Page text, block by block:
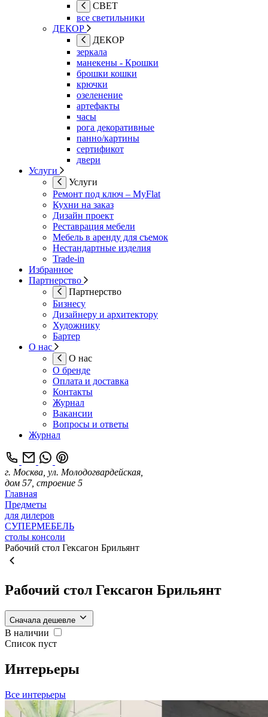
СВЕТ
все светильники
ДЕКОР
ДЕКОР
зеркала
манекены - Крошки
брошки кошки
крючки
озеленение
артефакты
часы
рога декоративные
панно/картины
сертификот
двери
Услуги
Услуги
Ремонт под ключ – MyFlat
Кухни на заказ
Дизайн проект
Реставрация мебели
Мебель в аренду для съемок
Нестандартные изделия
Trade-in
Избранное
Партнерство
Партнерство
Бизнесу
Дизайнеру и архитектору
Художнику
Бартер
О нас
О нас
О бренде
Оплата и доставка
Контакты
Журнал
Вакансии
Вопросы и ответы
Журнал
г. Москва, ул. Молодогвардейская,
дом 57, строение 5
Главная
Предметы
для дилеров
СУПЕРМЕБЕЛЬ
столы консоли
Рабочий стол Гексагон Брильянт
Рабочий стол Гексагон Брильянт
Сначала дешевле
В наличии
Список пуст
Интерьеры
Все интерьеры